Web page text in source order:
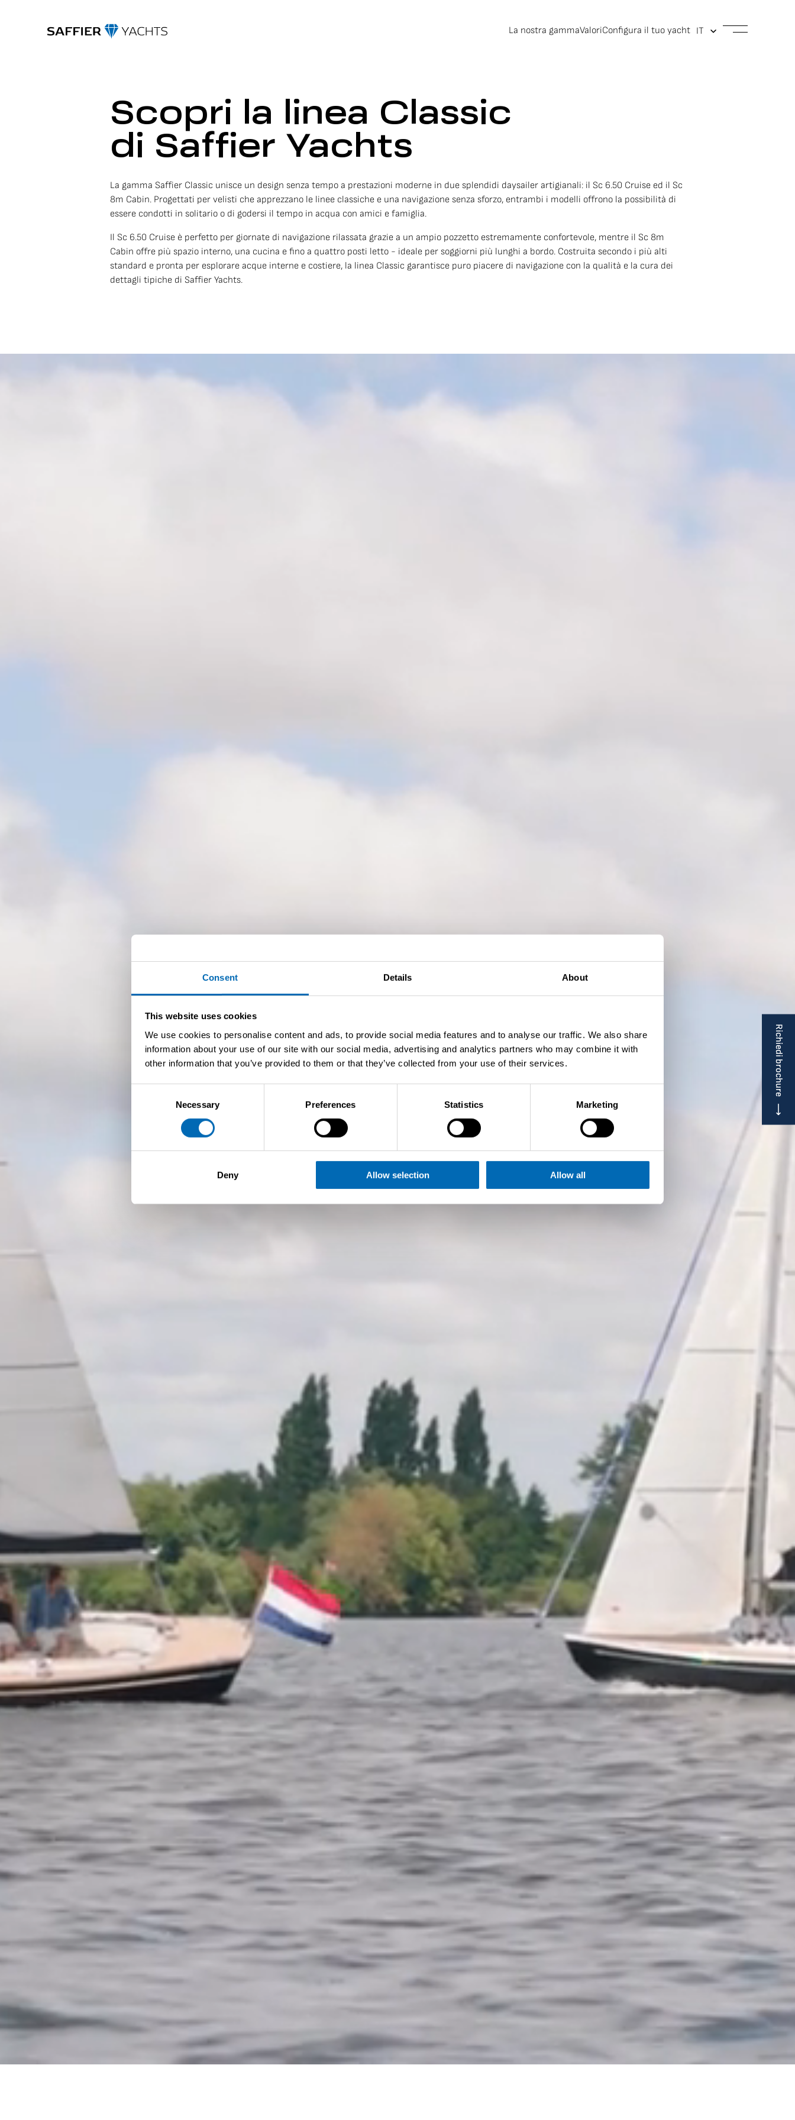
Consent Details About
This website uses cookies
We use cookies to personalise content and ads, to provide social media features and to analyse our traffic. We also share
information about your use of our site with our social media, advertising and analytics partners who may combine it with
other information that you’ve provided to them or that they’ve collected from your use of their services.
Necessary Preferences Statistics Marketing
Deny Allow selection Allow all
Richiedi brochure
La nostra gammaValoriConfigura il tuo yacht
Scopri la linea Classic
di Saffier Yachts
La gamma Saffier Classic unisce un design senza tempo a prestazioni moderne in due splendidi daysailer artigianali: il Sc 6.50 Cruise ed il Sc
8m Cabin. Progettati per velisti che apprezzano le linee classiche e una navigazione senza sforzo, entrambi i modelli offrono la possibilità di
essere condotti in solitario o di godersi il tempo in acqua con amici e famiglia.
Il Sc 6.50 Cruise è perfetto per giornate di navigazione rilassata grazie a un ampio pozzetto estremamente confortevole, mentre il Sc 8m
Cabin offre più spazio interno, una cucina e fino a quattro posti letto - ideale per soggiorni più lunghi a bordo. Costruita secondo i più alti
standard e pronta per esplorare acque interne e costiere, la linea Classic garantisce puro piacere di navigazione con la qualità e la cura dei
dettagli tipiche di Saffier Yachts.
Strandweg 4
1976 BS IJmuiden
The Netherlands
sales@saffieryachts.com
Valori
Contatti